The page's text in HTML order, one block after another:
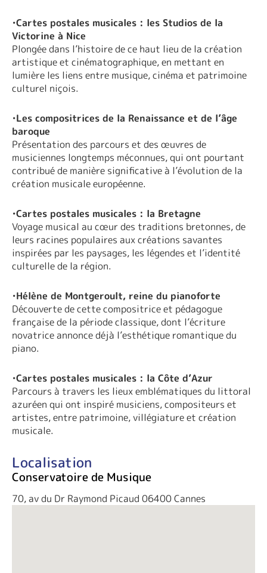
•Cartes postales musicales : les Studios de la
Victorine à Nice
Plongée dans l’histoire de ce haut lieu de la création
artistique et cinématographique, en mettant en
lumière les liens entre musique, cinéma et patrimoine
culturel niçois.
•Les compositrices de la Renaissance et de l’âge
baroque
Présentation des parcours et des œuvres de
musiciennes longtemps méconnues, qui ont pourtant
contribué de manière significative à l’évolution de la
création musicale européenne.
•Cartes postales musicales : la Bretagne
Voyage musical au cœur des traditions bretonnes, de
leurs racines populaires aux créations savantes
inspirées par les paysages, les légendes et l’identité
culturelle de la région.
•Hélène de Montgeroult, reine du pianoforte
Découverte de cette compositrice et pédagogue
française de la période classique, dont l’écriture
novatrice annonce déjà l’esthétique romantique du
piano.
•Cartes postales musicales : la Côte d’Azur
Parcours à travers les lieux emblématiques du littoral
azuréen qui ont inspiré musiciens, compositeurs et
artistes, entre patrimoine, villégiature et création
musicale.
Localisation
Conservatoire de Musique
70, av du Dr Raymond Picaud 06400 Cannes